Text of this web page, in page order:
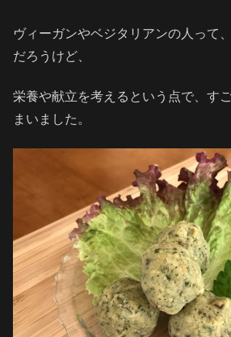
ヴィーガンやベジタリアンの人って
だろうけど、
栄養や献立を考えるという点で、す
まいました。